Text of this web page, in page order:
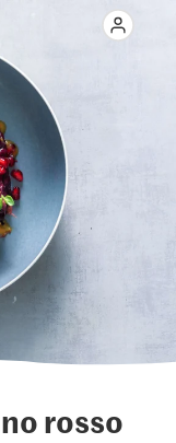
rosso